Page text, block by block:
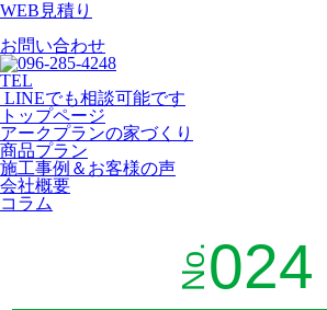
WEB見積り
お問い合わせ
TEL
LINEでも相談可能です
トップページ
アークプランの家づくり
商品プラン
施工事例＆お客様の声
会社概要
コラム
No.024